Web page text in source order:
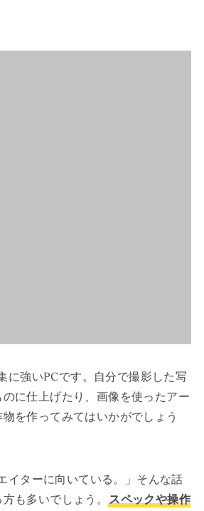
に強いPCです。自分で撮影した写
に仕上げたり、画像を使ったアー
物を作ってみてはいかがでしょう
イターに向いている。」そんな話
も多いでしょう。 スペックや操作